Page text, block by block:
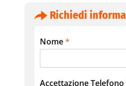
Richiedi
Nome*
Accettazione